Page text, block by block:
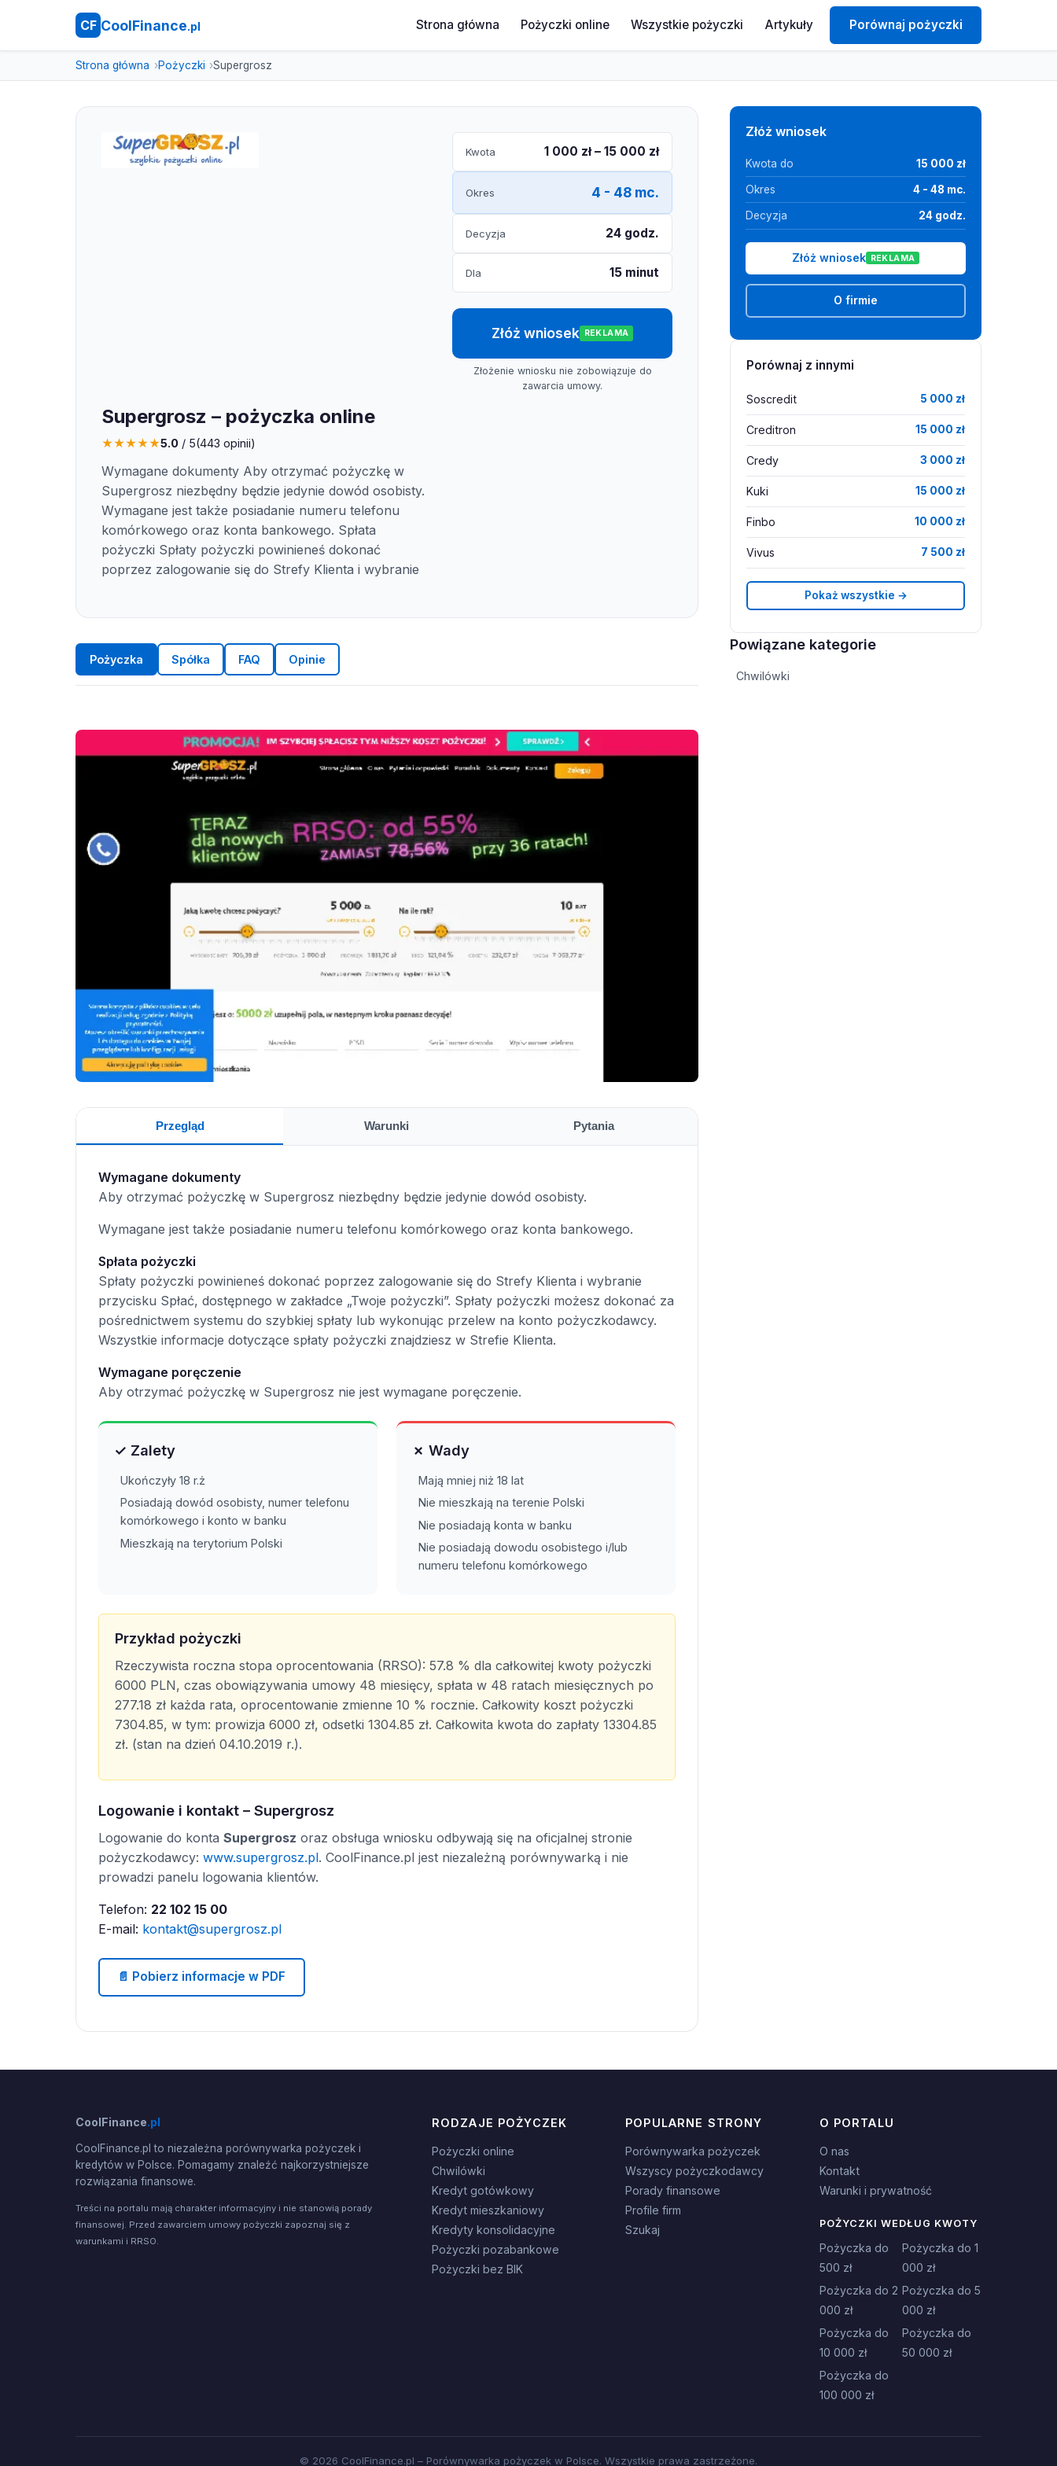
CF CoolFinance.pl Strona główna Pożyczki online Wszystkie pożyczki Artykuły Porównaj pożyczki
Strona główna Pożyczki Supergrosz
Supergrosz – pożyczka online
★★★★★5.0 / 5(443 opinii)
Wymagane dokumenty Aby otrzymać pożyczkę w
Supergrosz niezbędny będzie jedynie dowód osobisty.
Wymagane jest także posiadanie numeru telefonu
komórkowego oraz konta bankowego. Spłata
pożyczki Spłaty pożyczki powinieneś dokonać
poprzez zalogowanie się do Strefy Klienta i wybranie
Kwota 1 000 zł – 15 000 zł
Okres 4 - 48 mc.
Decyzja 24 godz.
Dla 15 minut
Złóż wniosek REKLAMA
Złożenie wniosku nie zobowiązuje do
zawarcia umowy.
Pożyczka Spółka FAQ Opinie
Przegląd Warunki Pytania
Wymagane dokumenty
Aby otrzymać pożyczkę w Supergrosz niezbędny będzie jedynie dowód osobisty.
Wymagane jest także posiadanie numeru telefonu komórkowego oraz konta bankowego.
Spłata pożyczki
Spłaty pożyczki powinieneś dokonać poprzez zalogowanie się do Strefy Klienta i wybranie
przycisku Spłać, dostępnego w zakładce „Twoje pożyczki”. Spłaty pożyczki możesz dokonać za
pośrednictwem systemu do szybkiej spłaty lub wykonując przelew na konto pożyczkodawcy.
Wszystkie informacje dotyczące spłaty pożyczki znajdziesz w Strefie Klienta.
Wymagane poręczenie
Aby otrzymać pożyczkę w Supergrosz nie jest wymagane poręczenie.
✓ Zalety
Ukończyły 18 r.ż
Posiadają dowód osobisty, numer telefonu
komórkowego i konto w banku
Mieszkają na terytorium Polski
✗ Wady
Mają mniej niż 18 lat
Nie mieszkają na terenie Polski
Nie posiadają konta w banku
Nie posiadają dowodu osobistego i/lub
numeru telefonu komórkowego
Przykład pożyczki
Rzeczywista roczna stopa oprocentowania (RRSO): 57.8 % dla całkowitej kwoty pożyczki
6000 PLN, czas obowiązywania umowy 48 miesięcy, spłata w 48 ratach miesięcznych po
277.18 zł każda rata, oprocentowanie zmienne 10 % rocznie. Całkowity koszt pożyczki
7304.85, w tym: prowizja 6000 zł, odsetki 1304.85 zł. Całkowita kwota do zapłaty 13304.85
zł. (stan na dzień 04.10.2019 r.).
Logowanie i kontakt – Supergrosz
Logowanie do konta Supergrosz oraz obsługa wniosku odbywają się na oficjalnej stronie
pożyczkodawcy: www.supergrosz.pl. CoolFinance.pl jest niezależną porównywarką i nie
prowadzi panelu logowania klientów.
Telefon: 22 102 15 00
E-mail: kontakt@supergrosz.pl
📄 Pobierz informacje w PDF
Złóż wniosek
Kwota do 15 000 zł
Okres 4 - 48 mc.
Decyzja 24 godz.
Złóż wniosek REKLAMA
O firmie
Porównaj z innymi
Soscredit 5 000 zł
Creditron 15 000 zł
Credy 3 000 zł
Kuki 15 000 zł
Finbo 10 000 zł
Vivus 7 500 zł
Pokaż wszystkie →
Powiązane kategorie
Chwilówki
CoolFinance.pl
CoolFinance.pl to niezależna porównywarka pożyczek i
kredytów w Polsce. Pomagamy znaleźć najkorzystniejsze
rozwiązania finansowe.
Treści na portalu mają charakter informacyjny i nie stanowią porady
finansowej. Przed zawarciem umowy pożyczki zapoznaj się z
warunkami i RRSO.
RODZAJE POŻYCZEK
Pożyczki online
Chwilówki
Kredyt gotówkowy
Kredyt mieszkaniowy
Kredyty konsolidacyjne
Pożyczki pozabankowe
Pożyczki bez BIK
POPULARNE STRONY
Porównywarka pożyczek
Wszyscy pożyczkodawcy
Porady finansowe
Profile firm
Szukaj
O PORTALU
O nas
Kontakt
Warunki i prywatność
POŻYCZKI WEDŁUG KWOTY
Pożyczka do
500 zł
Pożyczka do 1
000 zł
Pożyczka do 2
000 zł
Pożyczka do 5
000 zł
Pożyczka do
10 000 zł
Pożyczka do
50 000 zł
Pożyczka do
100 000 zł
© 2026 CoolFinance.pl – Porównywarka pożyczek w Polsce. Wszystkie prawa zastrzeżone.